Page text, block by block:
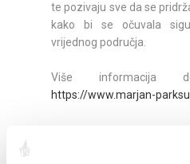
te pozivaju sve da se
kako bi se očuvala
vrijednog područja.
Više informacija
https://www.marjan-